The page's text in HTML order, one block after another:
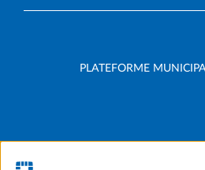
PLATEFORME